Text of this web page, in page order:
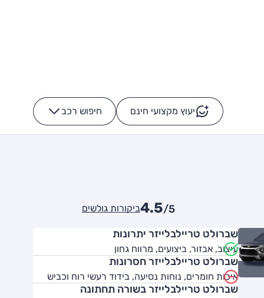
יעוץ מקצועי חינם חיפוש רכב -
4.5/5 ביקורות גולשים
שברולט טריילבלייזר יתרונות
עיצוב, אבזור, ביצועים, מרווח גחון
שברולט טריילבלייזר חסרונות
איכות חומרים, נוחות נסיעה, בידוד רעשי רוח וכביש
שברולט טריילבלייזר בשורה תחתונה